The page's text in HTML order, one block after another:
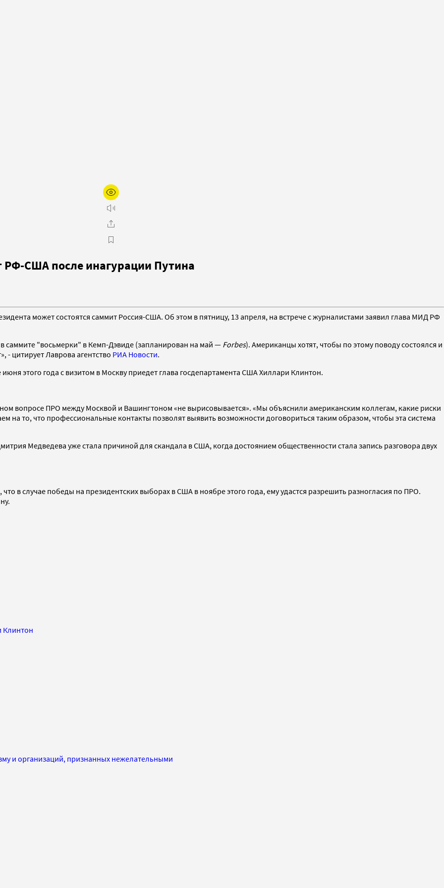
РФ-США после инагурации Путина
может состоятся саммит Россия-США. Об этом в пятницу, 13 апреля, на встрече с журналистами заявил глава МИД РФ
саммите "восьмерки" в Кемп-Дэвиде (запланирован на май — Forbes). Американцы хотят, чтобы по этому поводу состоялся и
- цитирует Лаврова агентство РИА Новости.
этого года с визитом в Москву приедет глава госдепартамента США Хиллари Клинтон.
вопросе ПРО между Москвой и Вашингтоном «не вырисовывается». «Мы объяснили американским коллегам, какие риски
на то, что профессиональные контакты позволят выявить возможности договориться таким образом, чтобы эта система
Медведева уже стала причиной для скандала в США, когда достоянием общественности стала запись разговора двух
в случае победы на президентских выборах в США в ноябре этого года, ему удастся разрешить разногласия по ПРО.
Клинтон
и организаций, признанных нежелательными